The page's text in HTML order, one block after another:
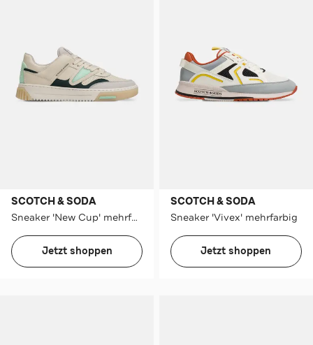
SCOTCH & SODA
Sneaker 'New Cup' mehrfarbig
Jetzt shoppen
SCOTCH & SODA
Sneaker 'Vivex' mehrfarbig
Jetzt shoppen